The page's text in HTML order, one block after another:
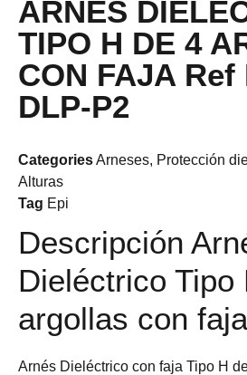
ARNÉS
TIPO H DE 4
CON FAJA Ref
DLP-P2
CategoriesArneses, Protección
Alturas
Tag Epi
Descripción
Dieléctrico Tipo
argollas con faja
Arnés Dieléctrico con faja Tipo H